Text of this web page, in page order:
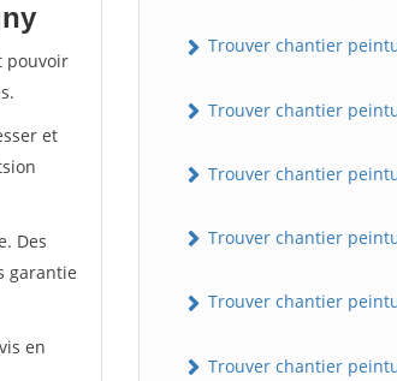
pouvoir
et
Des
garantie
en
Trouver chantier
Trouver chantier
Trouver chantier
Trouver chantier
Trouver chantier
Trouver chantier